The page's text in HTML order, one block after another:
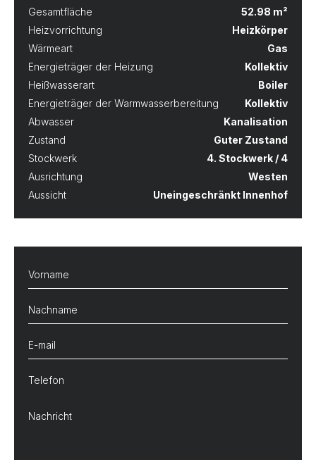
Gesamtfläche
52.98 m²
Heizvorrichtung
Heizkörper
Wärmeart
Gas
Energieträger der Heizung
Kollektiv
Heißwasserart
Boiler
Energieträger der Warmwasserbereitung
Kollektiv
Abwasser
Kanalisation
Zustand
Guter Zustand
Stockwerk
4. Stockwerk / 4
Ausrichtung
Westen
Aussicht
Uneingeschränkt Innenhof